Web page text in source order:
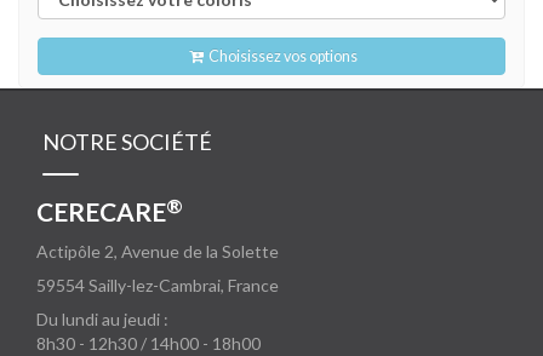
Choisissez vos options
NOTRE SOCIÉTÉ
CERECARE®
Actipôle 2, Avenue de la Solette
59554Sailly-lez-Cambrai, France
Du lundi au jeudi :
8h30 - 12h30 / 14h00 - 18h00